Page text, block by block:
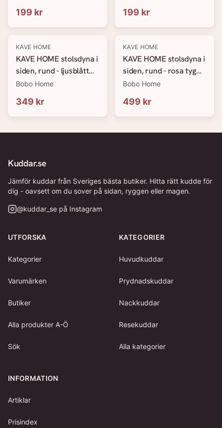
199 kr 199 kr
KAVE HOME
KAVE HOME stolsdyna i
siden, rund - ljusblått
tyg (&Oslash;35)
Bobo Home
349 kr
KAVE HOME
KAVE HOME stolsdyna i
siden, rund - rosa tyg
(&Oslash;35)
Bobo Home
499 kr
Kuddar.se
Jämför kuddar från Sveriges bästa butiker. Hitta rätt kudde för
dig - oavsett om du sover på sidan, ryggen eller magen.
@kuddar_se på Instagram
UTFORSKA
Kategorier
Varumärken
Butiker
Alla produkter A-Ö
Sök
KATEGORIER
Huvudkuddar
Prydnadskuddar
Nackkuddar
Resekuddar
Alla kategorier
INFORMATION
Artiklar
Prisindex